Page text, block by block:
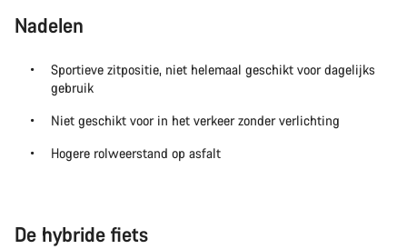
Nadelen
Sportieve zitpositie, niet helemaal geschikt voor dagelijks
gebruik
Niet geschikt voor in het verkeer zonder verlichting
Hogere rolweerstand op asfalt
De hybride fiets